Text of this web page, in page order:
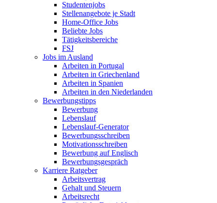
Studentenjobs
Stellenangebote je Stadt
Home-Office Jobs
Beliebte Jobs
Tätigkeitsbereiche
FSJ
Jobs im Ausland
Arbeiten in Portugal
Arbeiten in Griechenland
Arbeiten in Spanien
Arbeiten in den Niederlanden
Bewerbungstipps
Bewerbung
Lebenslauf
Lebenslauf-Generator
Bewerbungsschreiben
Motivationsschreiben
Bewerbung auf Englisch
Bewerbungsgespräch
Karriere Ratgeber
Arbeitsvertrag
Gehalt und Steuern
Arbeitsrecht